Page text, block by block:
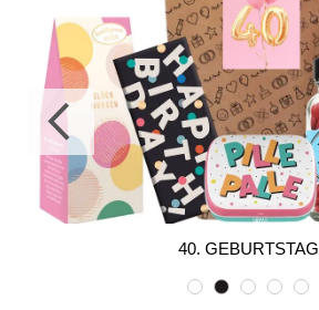
40. GEBURTSTAG